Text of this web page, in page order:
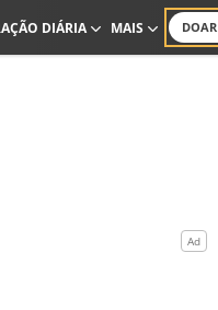
DOAR
DIÁRIA MAIS